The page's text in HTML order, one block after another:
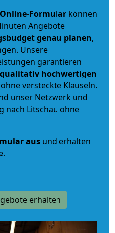
Online-Formular können
Angebote
genau planen,
Unsere
garantieren
hochwertigen
ohne versteckte Klauseln.
unser Netzwerk und
nach Litschau ohne
aus und erhalten
erhalten